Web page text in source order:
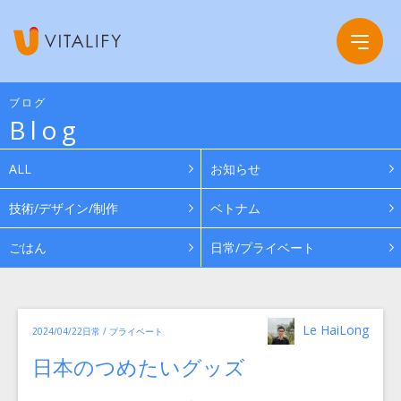
Company
会社概要
グループ会社
Service
Work
News
Recruit
ブログ
Blog
ALL お知らせ
技術/デザイン/制作 ベトナム
ごはん 日常/プライベート
投
稿
Le HaiLong
投
日:
2024/04/22カ
テ
ー
日常 / プライベート
日本のつめたいグッズ